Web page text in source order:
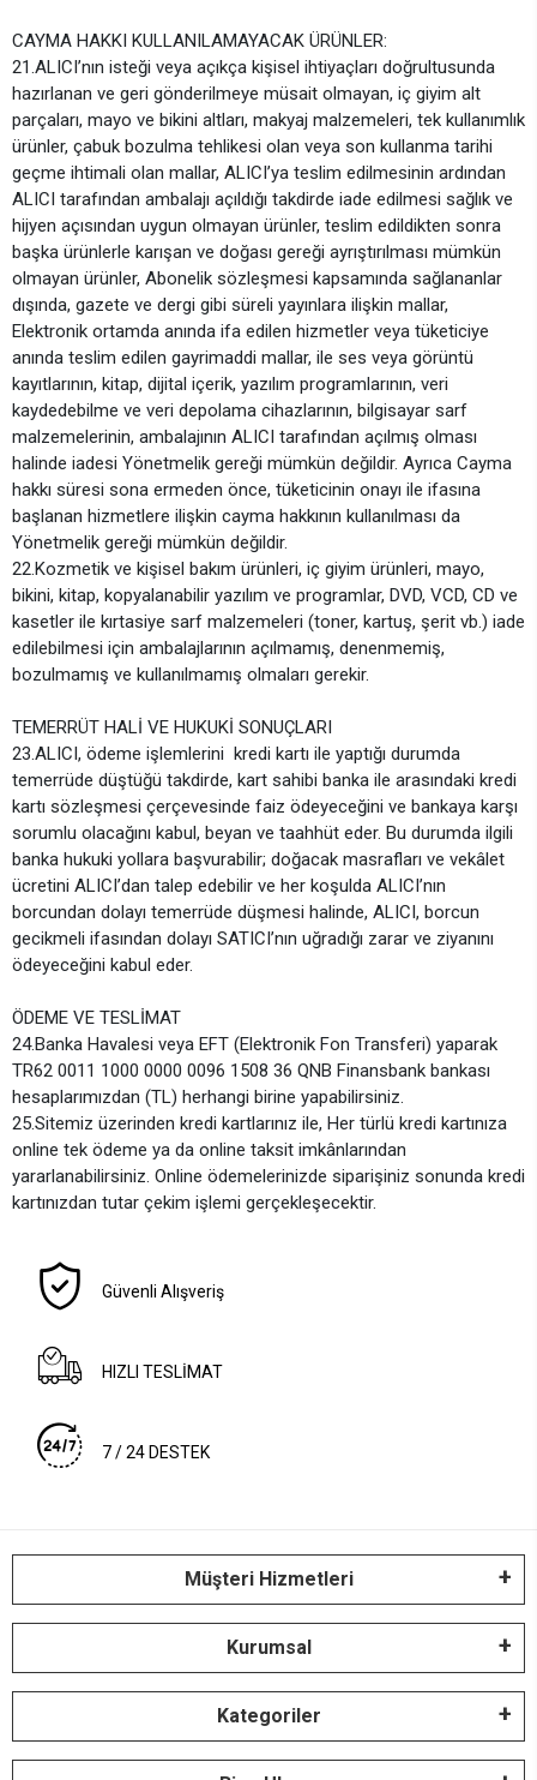
CAYMA HAKKI KULLANILAMAYACAK ÜRÜNLER:
21.ALICI’nın isteği veya açıkça kişisel ihtiyaçları doğrultusunda
hazırlanan ve geri gönderilmeye müsait olmayan, iç giyim alt
parçaları, mayo ve bikini altları, makyaj malzemeleri, tek kullanımlık
ürünler, çabuk bozulma tehlikesi olan veya son kullanma tarihi
geçme ihtimali olan mallar, ALICI’ya teslim edilmesinin ardından
ALICI tarafından ambalajı açıldığı takdirde iade edilmesi sağlık ve
hijyen açısından uygun olmayan ürünler, teslim edildikten sonra
başka ürünlerle karışan ve doğası gereği ayrıştırılması mümkün
olmayan ürünler, Abonelik sözleşmesi kapsamında sağlananlar
dışında, gazete ve dergi gibi süreli yayınlara ilişkin mallar,
Elektronik ortamda anında ifa edilen hizmetler veya tüketiciye
anında teslim edilen gayrimaddi mallar, ile ses veya görüntü
kayıtlarının, kitap, dijital içerik, yazılım programlarının, veri
kaydedebilme ve veri depolama cihazlarının, bilgisayar sarf
malzemelerinin, ambalajının ALICI tarafından açılmış olması
halinde iadesi Yönetmelik gereği mümkün değildir. Ayrıca Cayma
hakkı süresi sona ermeden önce, tüketicinin onayı ile ifasına
başlanan hizmetlere ilişkin cayma hakkının kullanılması da
Yönetmelik gereği mümkün değildir.
22.Kozmetik ve kişisel bakım ürünleri, iç giyim ürünleri, mayo,
bikini, kitap, kopyalanabilir yazılım ve programlar, DVD, VCD, CD ve
kasetler ile kırtasiye sarf malzemeleri (toner, kartuş, şerit vb.) iade
edilebilmesi için ambalajlarının açılmamış, denenmemiş,
bozulmamış ve kullanılmamış olmaları gerekir.
TEMERRÜT HALİ VE HUKUKİ SONUÇLARI
23.ALICI, ödeme işlemlerini kredi kartı ile yaptığı durumda
temerrüde düştüğü takdirde, kart sahibi banka ile arasındaki kredi
kartı sözleşmesi çerçevesinde faiz ödeyeceğini ve bankaya karşı
sorumlu olacağını kabul, beyan ve taahhüt eder. Bu durumda ilgili
banka hukuki yollara başvurabilir; doğacak masrafları ve vekâlet
ücretini ALICI’dan talep edebilir ve her koşulda ALICI’nın
borcundan dolayı temerrüde düşmesi halinde, ALICI, borcun
gecikmeli ifasından dolayı SATICI’nın uğradığı zarar ve ziyanını
ödeyeceğini kabul eder.
ÖDEME VE TESLİMAT
24.Banka Havalesi veya EFT (Elektronik Fon Transferi) yaparak
TR62 0011 1000 0000 0096 1508 36 QNB Finansbank bankası
hesaplarımızdan (TL) herhangi birine yapabilirsiniz.
25.Sitemiz üzerinden kredi kartlarınız ile, Her türlü kredi kartınıza
online tek ödeme ya da online taksit imkânlarından
yararlanabilirsiniz. Online ödemelerinizde siparişiniz sonunda kredi
kartınızdan tutar çekim işlemi gerçekleşecektir.
Güvenli Alışveriş
HIZLI TESLİMAT
7 / 24 DESTEK
Müşteri Hizmetleri
Kurumsal
Kategoriler